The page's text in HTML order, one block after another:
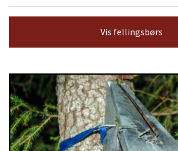
Vis fellingsbørs